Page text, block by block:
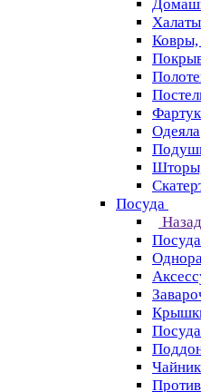
Халаты
Ковры,
Одеяла
Посуда
Назад
Посуда